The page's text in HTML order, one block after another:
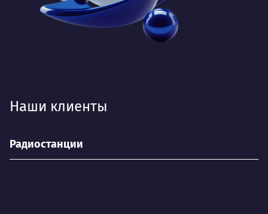
Наши клиенты
Радиостанции